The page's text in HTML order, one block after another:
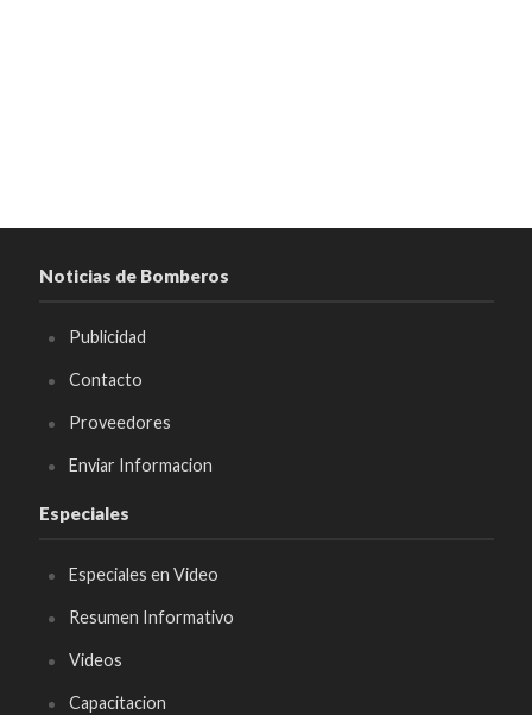
Noticias de Bomberos
Publicidad
Contacto
Proveedores
Enviar Informacion
Especiales
Especiales en Video
Resumen Informativo
Videos
Capacitacion